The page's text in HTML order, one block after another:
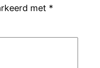
met *